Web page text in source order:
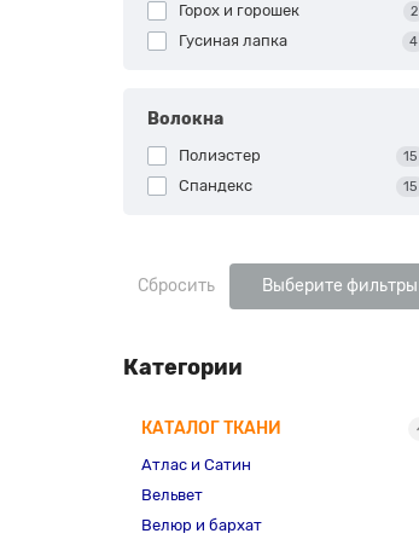
Горох и горошек 2
Гусиная лапка 4
Волокна
Полиэстер 15
Спандекс 15
Сбросить Выберите фильтры
Категории
КАТАЛОГ ТКАНИ
Атлас и Сатин
Вельвет
Велюр и бархат